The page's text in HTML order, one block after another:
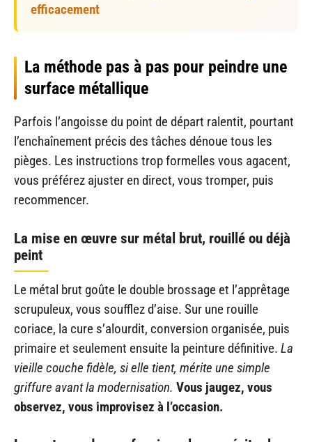
efficacement
La méthode pas à pas pour peindre une
surface métallique
Parfois l’angoisse du point de départ ralentit, pourtant
l’enchaînement précis des tâches dénoue tous les
pièges. Les instructions trop formelles vous agacent,
vous préférez ajuster en direct, vous tromper, puis
recommencer.
La mise en œuvre sur métal brut, rouillé ou déjà
peint
Le métal brut goûte le double brossage et l’apprêtage
scrupuleux, vous soufflez d’aise. Sur une rouille
coriace, la cure s’alourdit, conversion organisée, puis
primaire et seulement ensuite la peinture définitive. La
vieille couche fidèle, si elle tient, mérite une simple
griffure avant la modernisation. Vous jaugez, vous
observez, vous improvisez à l’occasion.